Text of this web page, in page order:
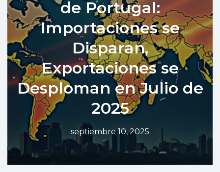
de Portugal:
Importaciones se
Disparan,
Exportaciones se
Desploman en Julio de
2025
septiembre 10, 2025